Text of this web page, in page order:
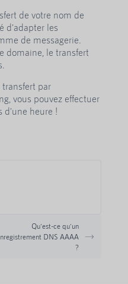
de votre nom de
d'adapter les
de messagerie.
domaine, le transfert
transfert par
vous pouvez effectuer
d'une heure !
Qu'est-ce qu'un
DNS AAAA
?